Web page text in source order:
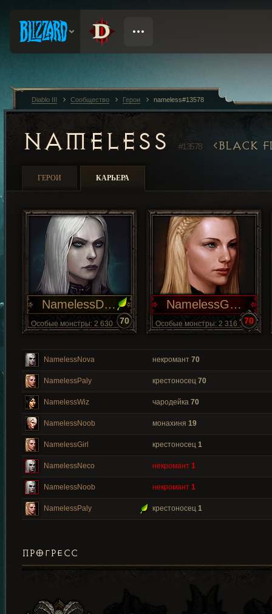
NAMELESS #13578 BLACK
ГЕРОИ КАРЬЕРА
NamelessDead
Особые монстры: 2 630 70
NamelessGod
Особые монстры: 2 316 70
NamelessNova некромант 70
NamelessPaly крестоносец 70
NamelessWiz чародейка 70
NamelessNoob монахиня 19
NamelessGirl крестоносец 1
NamelessNeco некромант 1
NamelessNoob некромант 1
NamelessPaly крестоносец 1
ПРОГРЕСС
Diablo III Сообщество Герои nameless#13578